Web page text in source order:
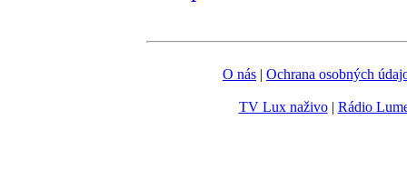
O nás | Ochrana osobných
TV Lux naživo| Rádio